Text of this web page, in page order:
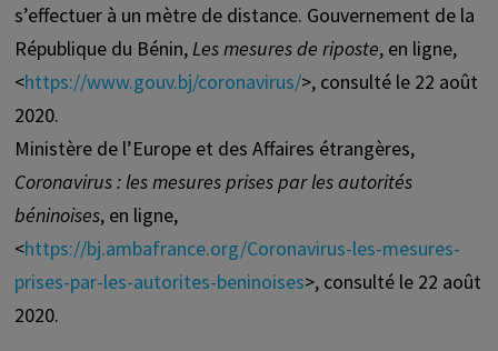
s’effectuer à un mètre de distance. Gouvernement de la
République du Bénin,Les mesures de riposte, en ligne,
<https://www.gouv.bj/coronavirus/>, consulté le 22 août
2020.
Ministère de l’Europe et des Affaires étrangères,
Coronavirus : les mesures prises par les autorités
béninoises, en ligne,
<https://bj.ambafrance.org/Coronavirus-les-mesures-
prises-par-les-autorites-beninoises>, consulté le 22 août
2020.